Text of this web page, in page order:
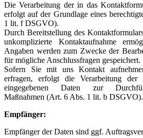
Die Verarbeitung der in das
erfolgt auf der Grundlage eines
1 lit. f DSGVO).
Durch Bereitstellung des
unkomplizierte Kontaktaufnahme
Angaben werden zum Zwecke der
für mögliche Anschlussfragen gespeichert.
Sofern Sie mit uns Kontakt
erfragen, erfolgt die Verarbeitung
eingegebenen Daten zur
Maßnahmen (Art. 6 Abs. 1 lit. b DSGVO).
Empfänger:
Empfänger der Daten sind ggf.